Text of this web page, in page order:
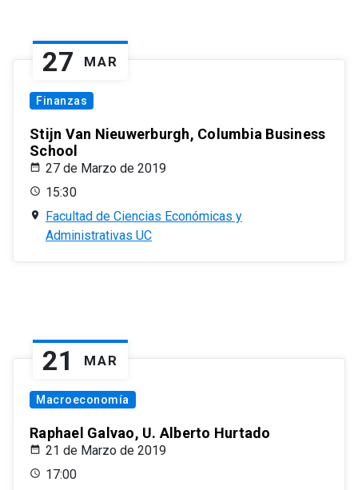
27 MAR
Finanzas
Stijn Van Nieuwerburgh, Columbia Business
School
27 de Marzo de 2019
15:30
Facultad de Ciencias Económicas y
Administrativas UC
21 MAR
Macroeconomía
Raphael Galvao, U. Alberto Hurtado
21 de Marzo de 2019
17:00